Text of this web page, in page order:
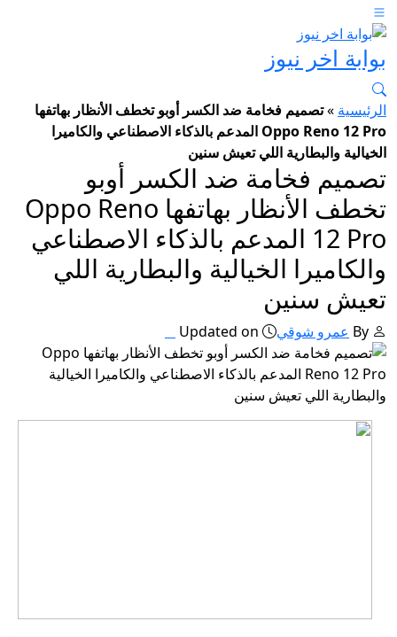
بوابة اخر نيوز
الرئيسية »تصميم فخامة ضد الكسر أوبو تخطف الأنظار بهاتفها
Oppo Reno 12 Pro المدعم بالذكاء الاصطناعي والكاميرا
الخيالية والبطارية اللي تعيش سنين
تصميم فخامة ضد الكسر أوبو
تخطف الأنظار بهاتفها Oppo Reno
12 Pro المدعم بالذكاء الاصطناعي
والكاميرا الخيالية والبطارية اللي
تعيش سنين
By عمرو شوقي Updated on